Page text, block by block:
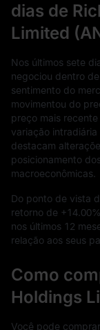
dias de
Limited
Nos últimos sete
negociou dentro
sentimento do
movimentou do
preço mais
variação intradiária
destacam
posicionamento
macroeconômicas.
Do ponto de vista
retorno de +14.00%
nos últimos 12
relação aos seus
Como
Holdings
Você pode